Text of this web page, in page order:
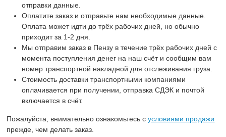
отправки данные.
Оплатите заказ и отправьте нам необходимые данные.
Оплата может идти до трёх рабочих дней, но обычно
приходит за 1-2 дня.
Мы отправим заказ в Пензу в течение трёх рабочих дней с
момента поступления денег на наш счёт и сообщим вам
номер транспортной накладной для отслеживания груза.
Стоимость доставки транспортными компаниями
оплачивается при получении, отправка СДЭК и почтой
включается в счёт.
Пожалуйста, внимательно ознакомьтесь сусловиями продажи
прежде, чем делать заказ.